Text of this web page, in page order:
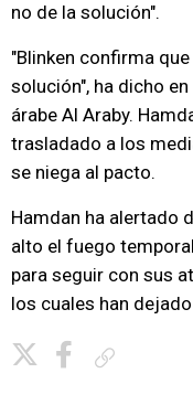
no de la solución".
"Blinken confirma
solución", ha dicho
árabe Al Araby.
trasladado a los
se niega al pacto.
Hamdan ha alertado
alto el fuego
para seguir con sus
los cuales han